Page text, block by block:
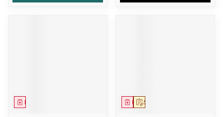
Médicament Sur prescription
Médicament